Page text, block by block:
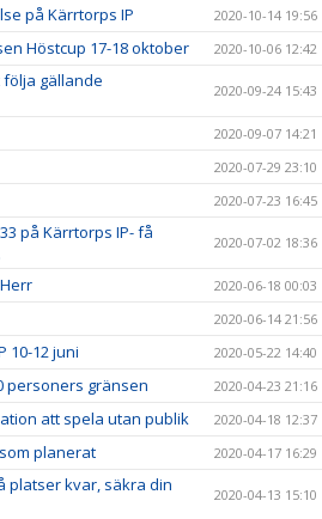
på Kärrtorps IP 2020-10-14 19:56
Höstcup 17-18 oktober 2020-10-06 12:42
följa gällande
2020-09-24 15:43
2020-09-07 14:21
2020-07-29 23:10
2020-07-23 16:45
på Kärrtorps IP- få
2020-07-02 18:36
2020-06-18 00:03
2020-06-14 21:56
10-12 juni 2020-05-22 14:40
personers gränsen 2020-04-23 21:16
att spela utan publik 2020-04-18 12:37
planerat 2020-04-17 16:29
platser kvar, säkra din
2020-04-13 15:10